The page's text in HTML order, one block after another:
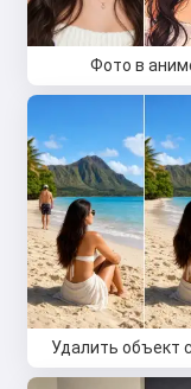
Фото в
Удалить объект